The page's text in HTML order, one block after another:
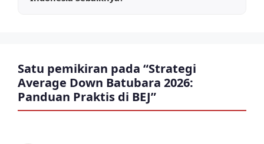
Satu pemikiran pada “Strategi
Average Down Batubara 2026:
Panduan Praktis di BEJ”